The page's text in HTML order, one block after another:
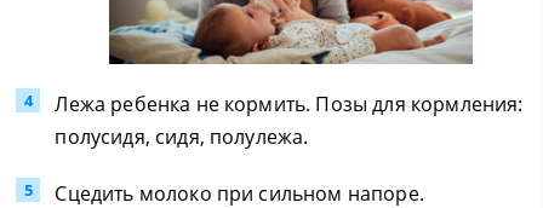
Лежа ребенка не кормить. Позы для кормления:
полусидя, сидя, полулежа.
Сцедить молоко при сильном напоре.